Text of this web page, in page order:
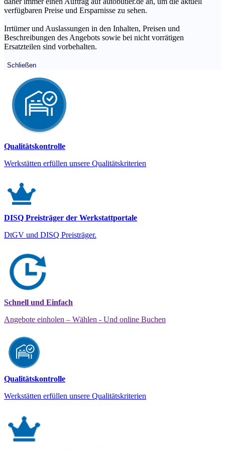
verfügbaren Preise und Ersparnisse zu sehen.
Irrtümer und Auslassungen in den Inhalten, Preisen und
Beschreibungen des Angebots sowie bei nicht vorrätigen
Ersatzteilen sind vorbehalten.
Schließen
Qualitätskontrolle
Werkstätten erfüllen unsere Qualitätskriterien
DISQ Preisträger der Werkstattportale
DtGV und DISQ Preisträger.
Schnell und Einfach
Angebote einholen – Wählen - Und online Buchen
Qualitätskontrolle
Werkstätten erfüllen unsere Qualitätskriterien